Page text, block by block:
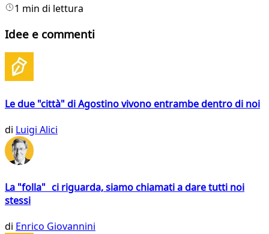
1 min di lettura
Idee e commenti
Le due "città" di Agostino vivono entrambe dentro di noi
di Luigi Alici
La "folla" ci riguarda, siamo chiamati a dare tutti noi
stessi
di Enrico Giovannini